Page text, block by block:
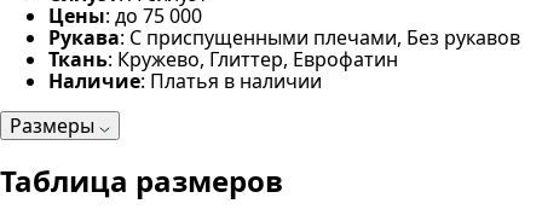
Цены: до 75 000
Рукава: С приспущенными плечами, Без рукавов
Ткань: Кружево, Глиттер, Еврофатин
Наличие: Платья в наличии
Размеры
Таблица размеров